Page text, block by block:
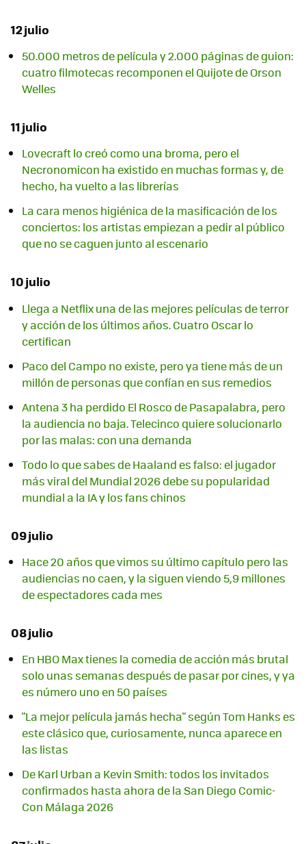
12 julio
50.000 metros de película y 2.000 páginas de guion:
cuatro filmotecas recomponen el Quijote de Orson
Welles
11 julio
Lovecraft lo creó como una broma, pero el
Necronomicon ha existido en muchas formas y, de
hecho, ha vuelto a las librerías
La cara menos higiénica de la masificación de los
conciertos: los artistas empiezan a pedir al público
que no se caguen junto al escenario
10 julio
Llega a Netflix una de las mejores películas de terror
y acción de los últimos años. Cuatro Oscar lo
certifican
Paco del Campo no existe, pero ya tiene más de un
millón de personas que confían en sus remedios
Antena 3 ha perdido El Rosco de Pasapalabra, pero
la audiencia no baja. Telecinco quiere solucionarlo
por las malas: con una demanda
Todo lo que sabes de Haaland es falso: el jugador
más viral del Mundial 2026 debe su popularidad
mundial a la IA y los fans chinos
09 julio
Hace 20 años que vimos su último capítulo pero las
audiencias no caen, y la siguen viendo 5,9 millones
de espectadores cada mes
08 julio
En HBO Max tienes la comedia de acción más brutal
solo unas semanas después de pasar por cines, y ya
es número uno en 50 países
"La mejor película jamás hecha" según Tom Hanks es
este clásico que, curiosamente, nunca aparece en
las listas
De Karl Urban a Kevin Smith: todos los invitados
confirmados hasta ahora de la San Diego Comic-
Con Málaga 2026